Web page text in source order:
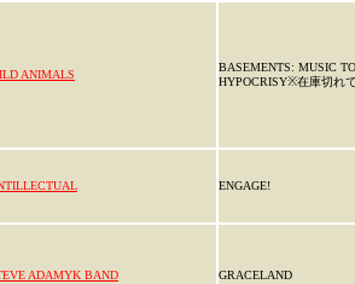
ANIMALS
BASEMENTS: MUSIC
HYPOCRISY※在庫切れ
ENGAGE!
ADAMYK BAND GRACELAND